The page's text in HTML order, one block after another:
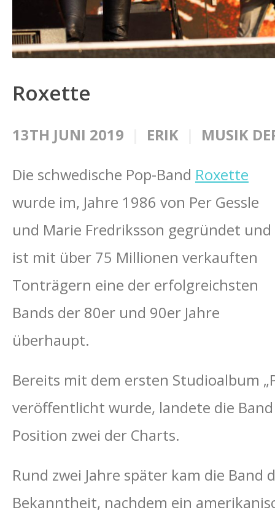
Roxette
13TH JUNI 2019 ERIK MUSIK
Die schwedische Pop-Band Roxette
wurde im, Jahre 1986 von Per Gessle
und Marie Fredriksson gegründet und
ist mit über 75 Millionen verkauften
Tonträgern eine der erfolgreichsten
Bands der 80er und 90er Jahre
überhaupt.
Bereits mit dem ersten Studioalbum
veröffentlicht wurde, landete die
Position zwei der Charts.
Rund zwei Jahre später kam die
Bekanntheit, nachdem ein